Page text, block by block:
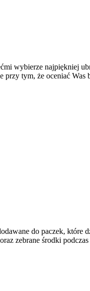
wybierze najpiękniej
przy tym, że oceniać
do paczek, które
zebrane środki